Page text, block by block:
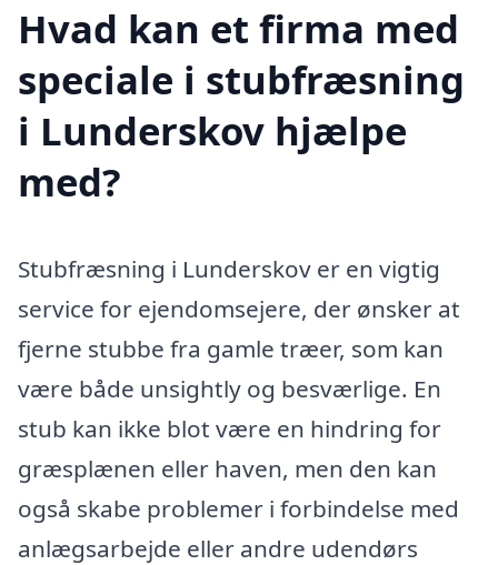
Hvad kan et firma med
speciale i stubfræsning
i Lunderskov hjælpe
med?
Stubfræsning i Lunderskov er en vigtig
service for ejendomsejere, der ønsker at
fjerne stubbe fra gamle træer, som kan
være både unsightly og besværlige. En
stub kan ikke blot være en hindring for
græsplænen eller haven, men den kan
også skabe problemer i forbindelse med
anlægsarbejde eller andre udendørs